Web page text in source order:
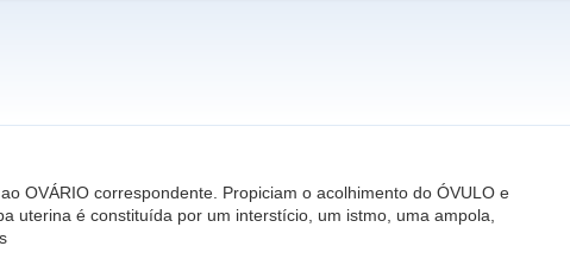
OVÁRIO correspondente. Propiciam o acolhimento do ÓVULO e
uterina é constituída por um interstício, um istmo, uma ampola,